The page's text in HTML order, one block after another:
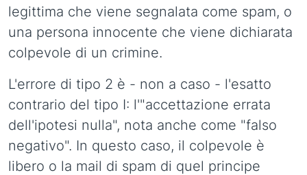
legittima che viene segnalata come spam, o
una persona innocente che viene dichiarata
colpevole di un crimine.
L'errore di tipo 2 è - non a caso - l'esatto
contrario del tipo I: l'"accettazione errata
dell'ipotesi nulla", nota anche come "falso
negativo". In questo caso, il colpevole è
libero o la mail di spam di quel principe